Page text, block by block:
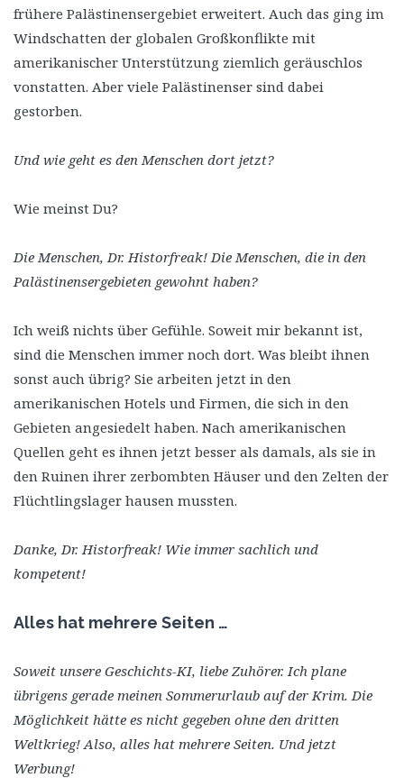
frühere Palästinensergebiet erweitert. Auch das ging im
Windschatten der globalen Großkonflikte mit
amerikanischer Unterstützung ziemlich geräuschlos
vonstatten. Aber viele Palästinenser sind dabei
gestorben.
Und wie geht es den Menschen dort jetzt?
Wie meinst Du?
Die Menschen, Dr. Historfreak! Die Menschen, die in den
Palästinensergebieten gewohnt haben?
Ich weiß nichts über Gefühle. Soweit mir bekannt ist,
sind die Menschen immer noch dort. Was bleibt ihnen
sonst auch übrig? Sie arbeiten jetzt in den
amerikanischen Hotels und Firmen, die sich in den
Gebieten angesiedelt haben. Nach amerikanischen
Quellen geht es ihnen jetzt besser als damals, als sie in
den Ruinen ihrer zerbombten Häuser und den Zelten der
Flüchtlingslager hausen mussten.
Danke, Dr. Historfreak! Wie immer sachlich und
kompetent!
Alles hat mehrere Seiten …
Soweit unsere Geschichts-KI, liebe Zuhörer. Ich plane
übrigens gerade meinen Sommerurlaub auf der Krim. Die
Möglichkeit hätte es nicht gegeben ohne den dritten
Weltkrieg! Also, alles hat mehrere Seiten. Und jetzt
Werbung!